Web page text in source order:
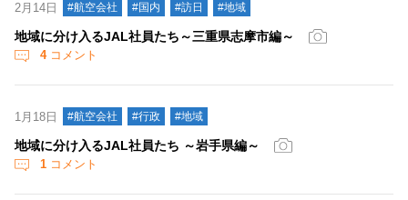
2月14日 #航空会社 #国内 #訪日 #地域
地域に分け入るJAL社員たち～三重県志摩市編～
4コメント
1月18日 #航空会社 #行政 #地域
地域に分け入るJAL社員たち ～岩手県編～
1 コメント